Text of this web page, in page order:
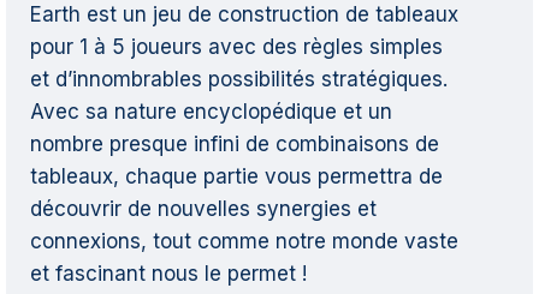
Earth est un jeu de construction de tableaux
pour 1 à 5 joueurs avec des règles simples
et d’innombrables possibilités stratégiques.
Avec sa nature encyclopédique et un
nombre presque infini de combinaisons de
tableaux, chaque partie vous permettra de
découvrir de nouvelles synergies et
connexions, tout comme notre monde vaste
et fascinant nous le permet !